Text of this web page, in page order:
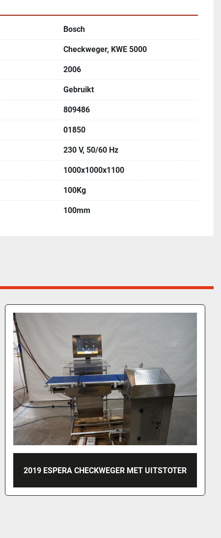
Bosch
Checkweger, KWE 5000
2006
Gebruikt
809486
01850
230 V, 50/60 Hz
1000x1000x1100
100Kg
100mm
2007 METTLER TOLEDO - GARVENS
LABELPRINTER, PAS 3012